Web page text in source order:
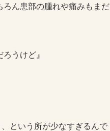
ん患部の腫れや痛みもまだ
うけど』
という所が少なすぎるんで